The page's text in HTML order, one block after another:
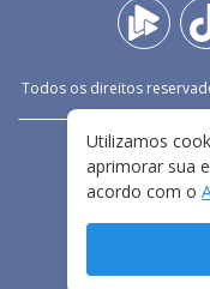
Todos os direitos
Utilizamos
aprimorar sua
acordo com o